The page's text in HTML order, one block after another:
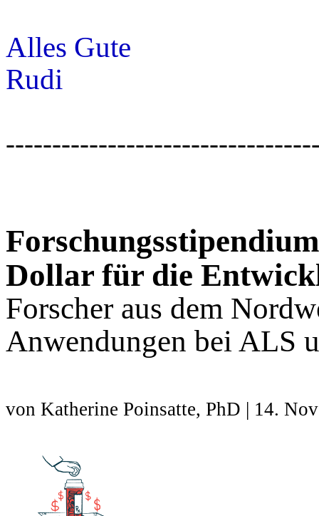
Alles Gute
Rudi
Dollar für die
Forscher aus dem
Anwendungen bei ALS
von Katherine Poinsatte, PhD | 14.